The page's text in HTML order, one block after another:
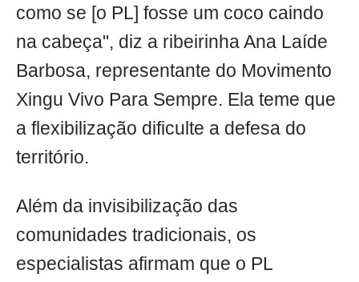
como se [o PL] fosse um coco caindo
na cabeça", diz a ribeirinha Ana Laíde
Barbosa, representante do Movimento
Xingu Vivo Para Sempre. Ela teme que
a flexibilização dificulte a defesa do
território.
Além da invisibilização das
comunidades tradicionais, os
especialistas afirmam que o PL